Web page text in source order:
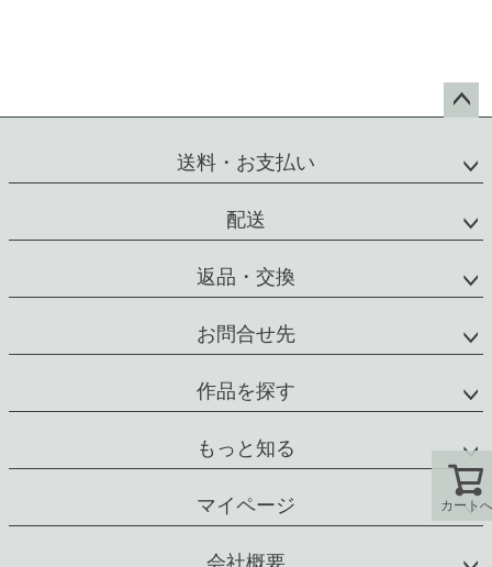
ップ
送料・お支払い
配送
返品・交換
お問合せ先
作品を探す
もっと知る
マイページ
会社概要
カートへ